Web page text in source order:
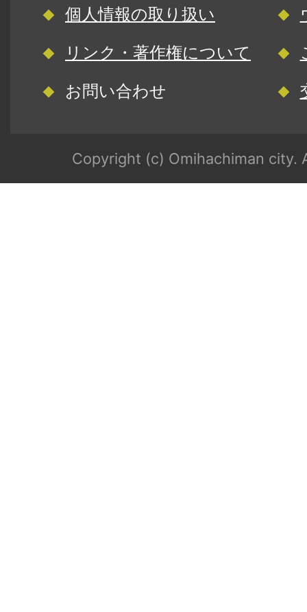
個人情報の取り扱い
リンク・著作権について
お問い合わせ
Copyright (c) Omihachiman city.